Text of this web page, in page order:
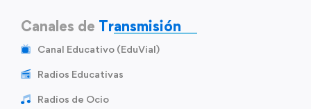
Canales de Transmisión
Canal Educativo (EduVial)
Radios Educativas
Radios de Ocio